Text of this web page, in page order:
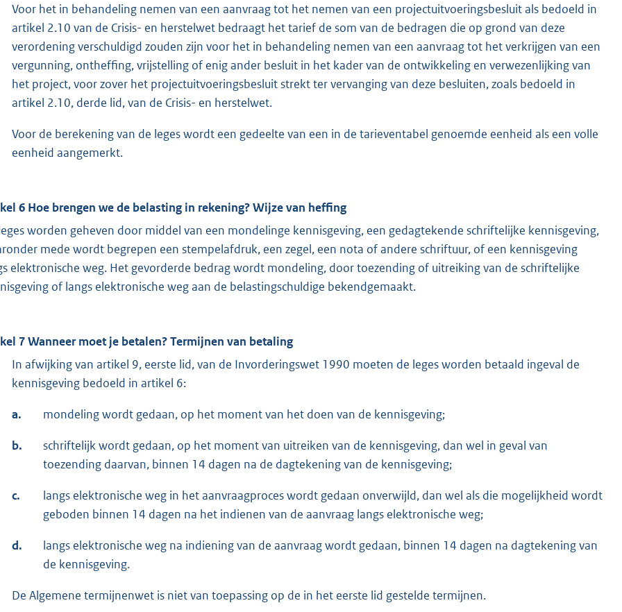
Voor het in behandeling nemen van een aanvraag tot het nemen van een projectuitvoeringsbesluit als bedoeld in
artikel 2.10 van de Crisis- en herstelwet bedraagt het tarief de som van de bedragen die op grond van deze
verordening verschuldigd zouden zijn voor het in behandeling nemen van een aanvraag tot het verkrijgen van een
vergunning, ontheffing, vrijstelling of enig ander besluit in het kader van de ontwikkeling en verwezenlijking van
het project, voor zover het projectuitvoeringsbesluit strekt ter vervanging van deze besluiten, zoals bedoeld in
artikel 2.10, derde lid, van de Crisis- en herstelwet.
Voor de berekening van de leges wordt een gedeelte van een in de tarieventabel genoemde eenheid als een volle
eenheid aangemerkt.
6 Hoe brengen we de belasting in rekening? Wijze van heffing
worden geheven door middel van een mondelinge kennisgeving, een gedagtekende schriftelijke kennisgeving,
mede wordt begrepen een stempelafdruk, een zegel, een nota of andere schriftuur, of een kennisgeving
elektronische weg. Het gevorderde bedrag wordt mondeling, door toezending of uitreiking van de schriftelijke
of langs elektronische weg aan de belastingschuldige bekendgemaakt.
7 Wanneer moet je betalen? Termijnen van betaling
In afwijking van artikel 9, eerste lid, van de Invorderingswet 1990 moeten de leges worden betaald ingeval de
kennisgeving bedoeld in artikel 6:
a. mondeling wordt gedaan, op het moment van het doen van de kennisgeving;
b.
schriftelijk wordt gedaan, op het moment van uitreiken van de kennisgeving, dan wel in geval van
toezending daarvan, binnen 14 dagen na de dagtekening van de kennisgeving;
c.
langs elektronische weg in het aanvraagproces wordt gedaan onverwijld, dan wel als die mogelijkheid wordt
geboden binnen 14 dagen na het indienen van de aanvraag langs elektronische weg;
d.
langs elektronische weg na indiening van de aanvraag wordt gedaan, binnen 14 dagen na dagtekening van
de kennisgeving.
De Algemene termijnenwet is niet van toepassing op de in het eerste lid gestelde termijnen.